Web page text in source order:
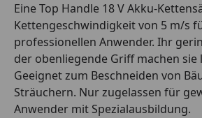
Eine Top Handle 18 V Akku-
Kettengeschwindigkeit von 5 m/s
professionellen Anwender. Ihr
der obenliegende Griff machen sie
Geeignet zum Beschneiden von
Sträuchern. Nur zugelassen für
Anwender mit Spezialausbildung.